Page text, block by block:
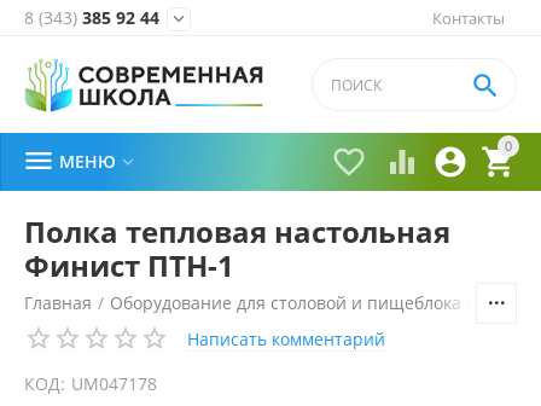
Контакты
8 (343) 385 92 44 
0


 

 МЕНЮ 
Полка тепловая настольная
Финист ПТН-1
Главная / Оборудование для столовой и пищеблока
Написать комментарий
КОД: UM047178